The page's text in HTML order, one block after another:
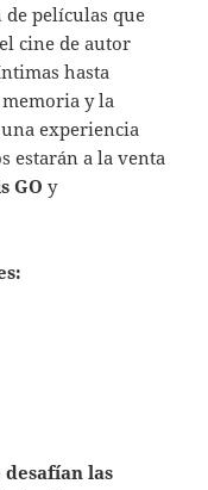
películas que
cine de autor
hasta
y la
experiencia
estarán a la venta
GOy
las